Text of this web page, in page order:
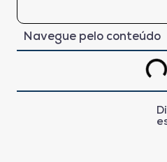
Navegue pelo conteúdo